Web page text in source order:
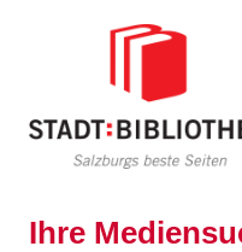
Ihre